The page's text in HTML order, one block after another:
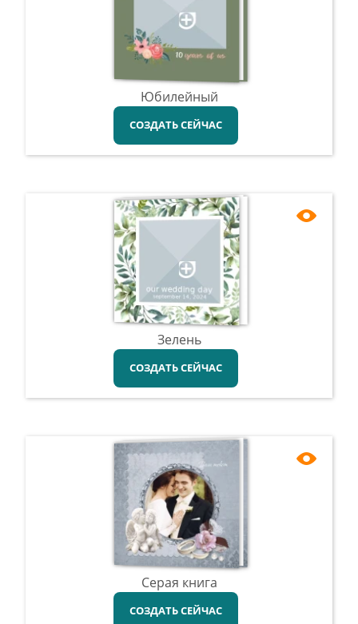
Юбилейный
СОЗДАТЬ СЕЙЧАС
Зелень
СОЗДАТЬ СЕЙЧАС
Серая книга
СОЗДАТЬ СЕЙЧАС